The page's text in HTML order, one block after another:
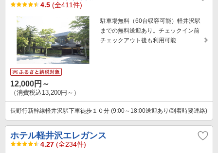
4.5 (全411件)
駐車場無料（60台収容可能）軽井沢駅
までの無料送迎あり。チェックイン前
チェックアウト後も利用可能
12,000円～
（消費税込13,200円～）
長野行新幹線軽井沢駅下車徒歩１０分 (9:00～18:00送迎あり/到着時要連絡)
ホテル軽井沢エレガンス
4.27 (全234件)